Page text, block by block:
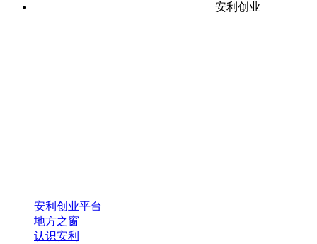
安利创业
安利创业平台
地方之窗
认识安利